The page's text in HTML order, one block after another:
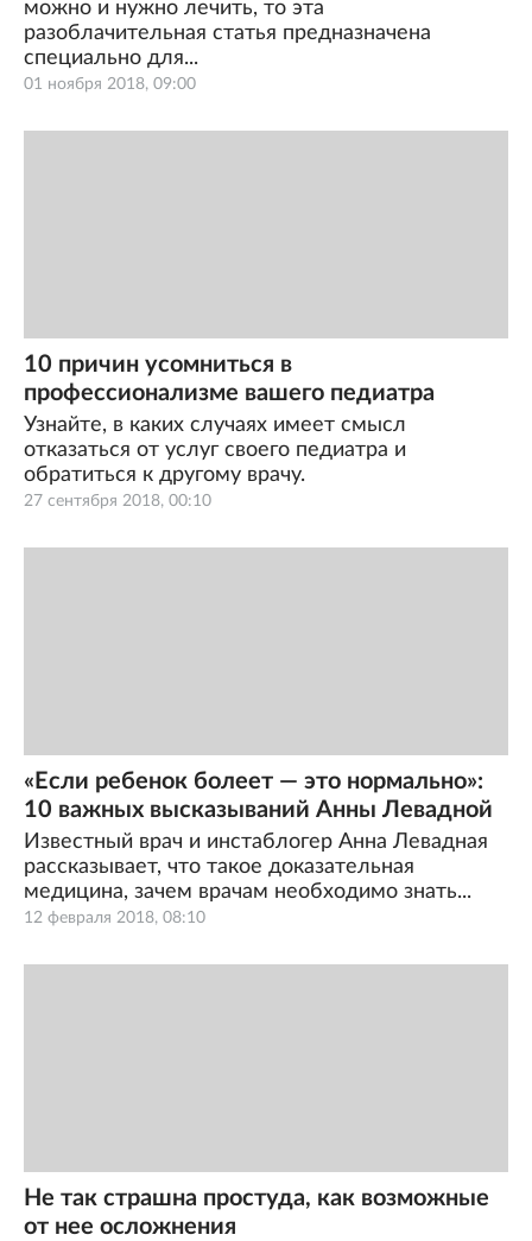
01 ноября 2018, 09:00
можно и нужно лечить, то эта
разоблачительная статья предназначена
специально для...
27 сентября 2018, 00:10
10 причин усомниться в
профессионализме вашего педиатра
Узнайте, в каких случаях имеет смысл
отказаться от услуг своего педиатра и
обратиться к другому врачу.
12 февраля 2018, 08:10
«Если ребенок болеет — это нормально»:
10 важных высказываний Анны Левадной
Известный врач и инстаблогер Анна Левадная
рассказывает, что такое доказательная
медицина, зачем врачам необходимо знать...
Не так страшна простуда, как возможные
от нее осложнения